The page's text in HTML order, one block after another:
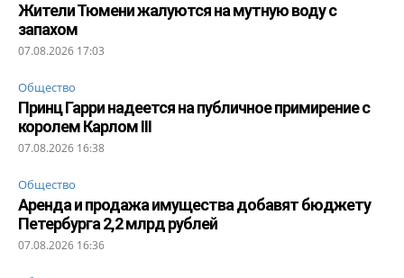
Жители Тюмени жалуются на мутную воду с
запахом
07.08.2026 17:03
Общество
Принц Гарри надеется на публичное примирение с
королем Карлом III
07.08.2026 16:38
Общество
Аренда и продажа имущества добавят бюджету
Петербурга 2,2 млрд рублей
07.08.2026 16:36